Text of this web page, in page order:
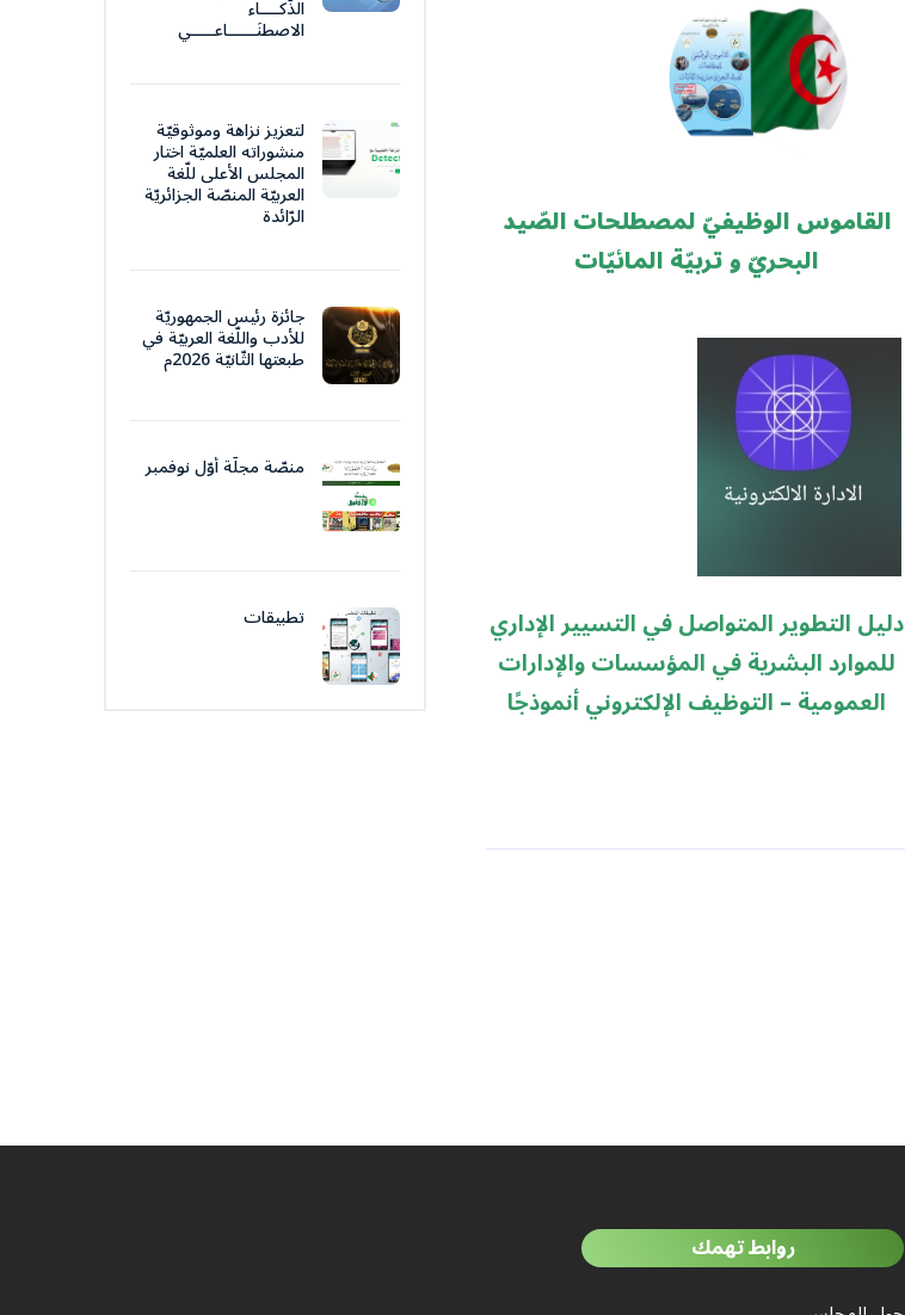
القاموس الوظيفيّ لمصطلحات الصّيد
البحريّ و تربيّة المائيّات
دليل التطوير المتواصل في التسيير الإداري
للموارد البشرية في المؤسسات والإدارات
العمومية – التوظيف الإلكتروني أنموذجًا
الذّكــــاء
الاصطنَــــــاعـــــي
لتعزيز نزاهة وموثوقيّة
منشوراته العلميّة اختار
المجلس الأعلى للّغة
العربيّة المنصّة الجزائريّة
الرّائدة
جائزة رئيس الجمهوريّة
للأدب واللّغة العربيّة في
طبعتها الثّانيّة 2026م
منصّة مجلّة أوّل نوفمبر
تطبيقات
روابط تهمك